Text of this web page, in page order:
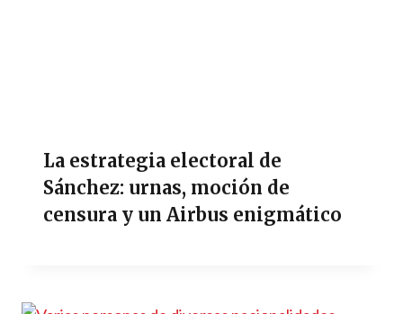
La estrategia electoral de
Sánchez: urnas, moción de
censura y un Airbus enigmático